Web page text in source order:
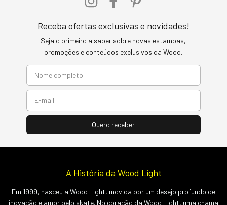
Receba ofertas exclusivas e novidades!
Seja o primeiro a saber sobre novas estampas,
promoções e conteúdos exclusivos da Wood.
A História da Wood Light
Em 1999, nasceu a Wood Light, movida por um desejo profundo de
inovação e amor pelo skate. No coração da Wood Light, uma chama